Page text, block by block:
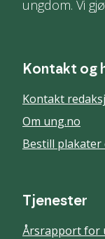
ungdom. Vi
Kontakt og
Kontakt
Om ung.no
Bestill
Tjenester
Årsrapport for